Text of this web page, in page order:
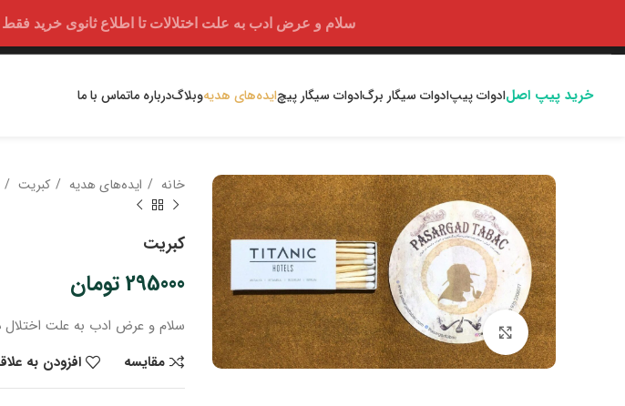
سلام و عرض ادب به علت اختلالات تا اطلاع ثانوی خرید فقط از طریق پیامک
خرید پیپ اصلادوات پیپادوات سیگار برگادوات سیگار پیچایده‌های هدیهوبلاگدرباره ماتماس با ما
بزرگنمایی تصویر
خانه ایده‌های هدیه کبریت
کبریت
295000 تومان
سلام و عرض ادب به علت
مقایسه
افزودن به